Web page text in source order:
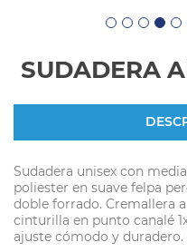
SUDADERA
Sudadera unisex con
poliester en suave felpa
doble forrado. Cremallera
cinturilla en punto canalé
ajuste cómodo y